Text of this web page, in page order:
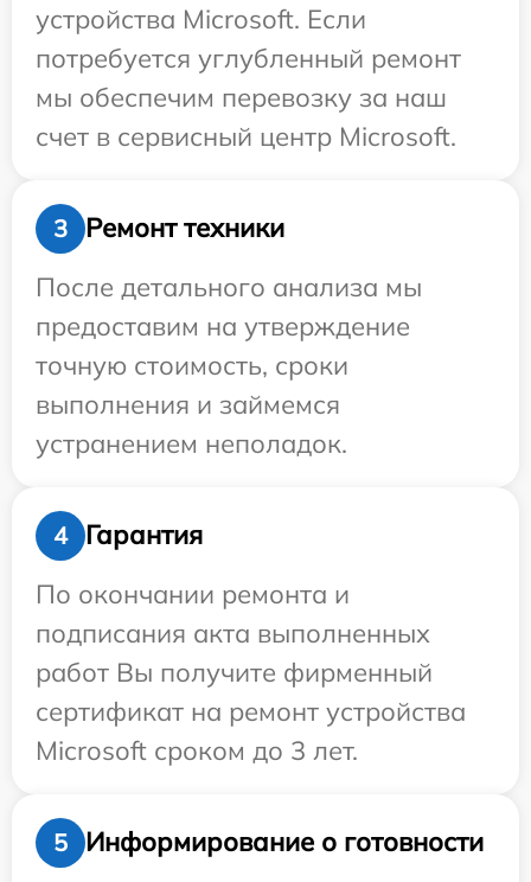
устройства Microsoft. Если
потребуется углубленный ремонт
мы обеспечим перевозку за наш
счет в сервисный центр Microsoft.
3
Ремонт техники
После детального анализа мы
предоставим на утверждение
точную стоимость, сроки
выполнения и займемся
устранением неполадок.
4
Гарантия
По окончании ремонта и
подписания акта выполненных
работ Вы получите фирменный
сертификат на ремонт устройства
Microsoft сроком до 3 лет.
5
Информирование о готовности